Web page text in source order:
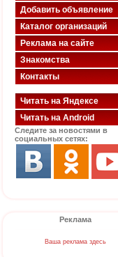
Добавить объявление
Каталог организаций
Реклама на сайте
Знакомства
Контакты
Читать на Яндексе
Читать на Android
Следите за новостями в
социальных сетях:
Реклама
Ваша реклама здесь